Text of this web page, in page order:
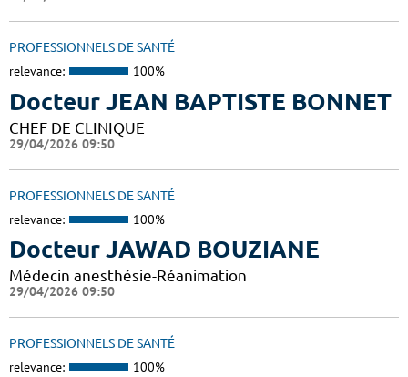
PROFESSIONNELS DE SANTÉ
relevance: 100%
Docteur JEAN BAPTISTE BONNET
CHEF DE CLINIQUE
29/04/2026 09:50
PROFESSIONNELS DE SANTÉ
relevance: 100%
Docteur JAWAD BOUZIANE
Médecin anesthésie-Réanimation
29/04/2026 09:50
PROFESSIONNELS DE SANTÉ
relevance: 100%